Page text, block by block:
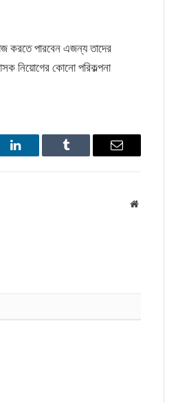
করতে পারবেন এজন্য তাদের
নিয়োগের কোনো পরিকল্পনা
LinkedIn Tumblr Email
Website